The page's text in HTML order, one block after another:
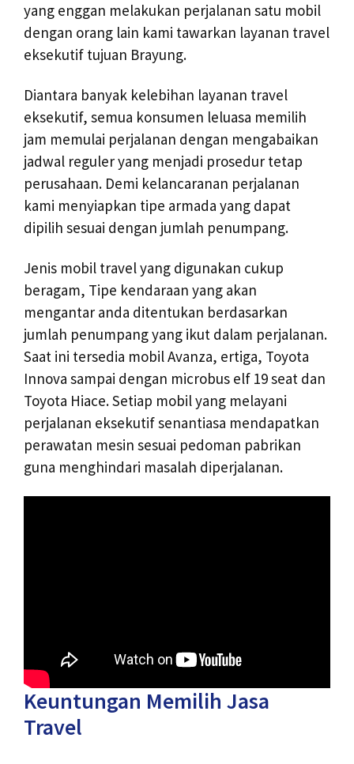
yang enggan melakukan perjalanan satu mobil
dengan orang lain kami tawarkan layanan travel
eksekutif tujuan Brayung.
Diantara banyak kelebihan layanan travel
eksekutif, semua konsumen leluasa memilih
jam memulai perjalanan dengan mengabaikan
jadwal reguler yang menjadi prosedur tetap
perusahaan. Demi kelancaranan perjalanan
kami menyiapkan tipe armada yang dapat
dipilih sesuai dengan jumlah penumpang.
Jenis mobil travel yang digunakan cukup
beragam, Tipe kendaraan yang akan
mengantar anda ditentukan berdasarkan
jumlah penumpang yang ikut dalam perjalanan.
Saat ini tersedia mobil Avanza, ertiga, Toyota
Innova sampai dengan microbus elf 19 seat dan
Toyota Hiace. Setiap mobil yang melayani
perjalanan eksekutif senantiasa mendapatkan
perawatan mesin sesuai pedoman pabrikan
guna menghindari masalah diperjalanan.
Keuntungan Memilih Jasa
Travel